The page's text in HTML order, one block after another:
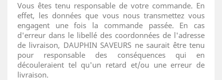
Vous êtes tenu responsable de votre commande. En
effet, les données que vous nous transmettez vous
engagent une fois la commande passée. En cas
d'erreur dans le libellé des coordonnées de l'adresse
de livraison, DAUPHIN SAVEURS ne saurait être tenu
pour responsable des conséquences qui en
découleraient tel qu'un retard et/ou une erreur de
livraison.